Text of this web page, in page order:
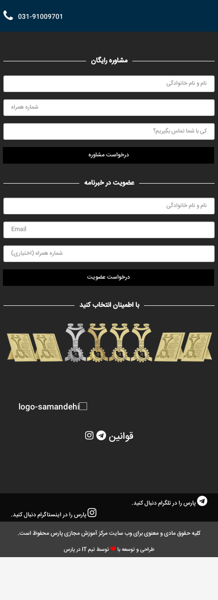
031-91009701
مشاوره رایگان
درخواست مشاوره
عضویت در خبرنامه
درخواست عضویت
با اطمینان انتخاب کنید
قوانین
پارس را در تلگرام دنبال کنید.
پارس را در اینستاگرام دنبال کنید.
کلیه حقوق مادی و معنوی برای وب سایت مرکز آموزش مجازی پارس محفوظ است.
طراحی و توسعه با توسط تیم IT در پارس